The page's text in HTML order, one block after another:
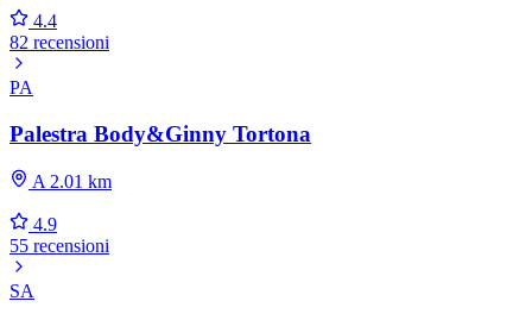
4.4
82 recensioni
PA
Palestra Body&Ginny Tortona
A 2.01 km
4.9
55 recensioni
SA